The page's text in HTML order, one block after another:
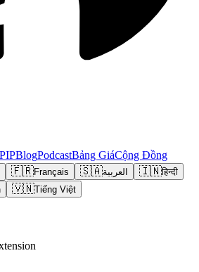
BlogPodcastBảng GiáCộng Đồng
🇫🇷Français 🇸🇦العربية 🇮🇳हिन्दी
🇻🇳Tiếng Việt